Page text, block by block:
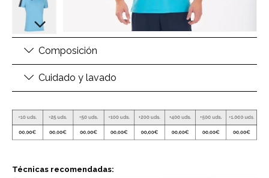
Composición
Cuidado y lavado
Técnicas recomendadas: